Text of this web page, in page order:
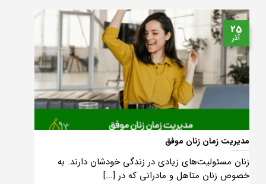
مدیریت زمان زنان موفق
زنان مسئولیت‌های زیادی در زندگی خودشان دارند. به
خصوص زنان متاهل و مادرانی که در [...]
25
آذر